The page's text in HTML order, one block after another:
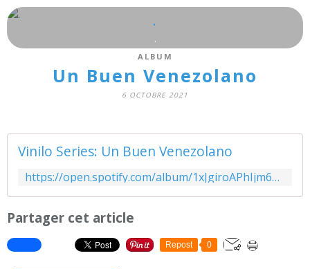
.
.
ALBUM
Un Buen Venezolano
6 OCTOBRE 2021
Vinilo Series: Un Buen Venezolano
https://open.spotify.com/album/1xJgiroAPhIjm6OBZ2MfAX?si=34MQeNhwSSODqo8jeyZk8g&utm_source=copy-link&dl_branch=1
Partager cet article
Repost 0